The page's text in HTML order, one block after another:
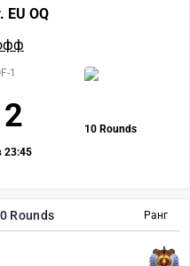
Ранг
Rounds
EU OQ
10 Rounds
1
2
23:45